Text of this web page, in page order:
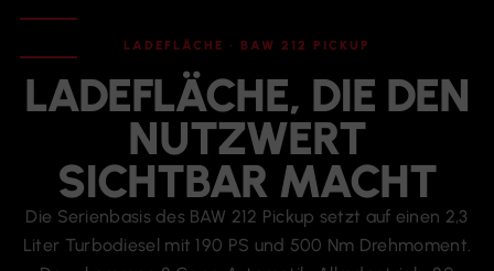
LADEFLÄCHE · BAW 212 PICKUP
LADEFLÄCHE, DIE DEN
NUTZWERT
SICHTBAR MACHT
Die Serienbasis des BAW 212 Pickup setzt auf einen 2,3
Liter Turbodiesel mit 190 PS und 500 Nm Drehmoment.